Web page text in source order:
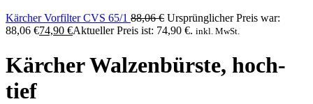
Kärcher Vorfilter CVS 65/1 88,06€ Ursprünglicher Preis war:
88,06 €74,90 €Aktueller Preis ist: 74,90 €. inkl. MwSt.
Kärcher Walzenbürste, hoch-
tief